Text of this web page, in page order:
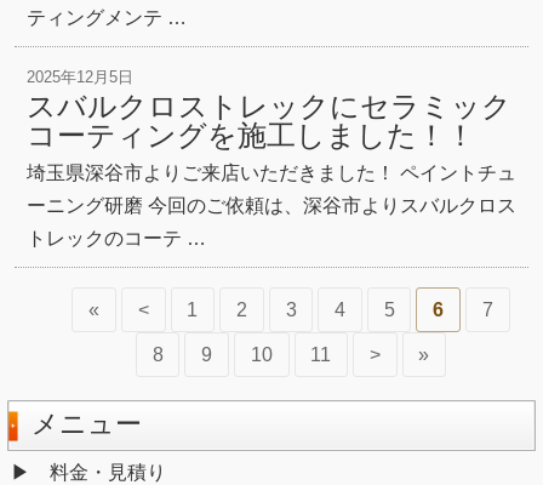
ティングメンテ …
2025年12月5日
スバルクロストレックにセラミック
コーティングを施工しました！！
埼玉県深谷市よりご来店いただきました！ ペイントチュ
ーニング研磨 今回のご依頼は、深谷市よりスバルクロス
トレックのコーテ …
« < 1 2 3 4 5 6 7
8 9 10 11 > »
メニュー
料金・見積り